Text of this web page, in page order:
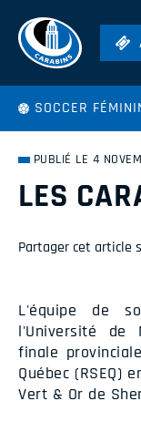
SOCCER
PUBLIÉ LE 4
LES
Partager cet article
L'équipe de
l'Université de
finale
Québec (RSEQ)
Vert & Or de